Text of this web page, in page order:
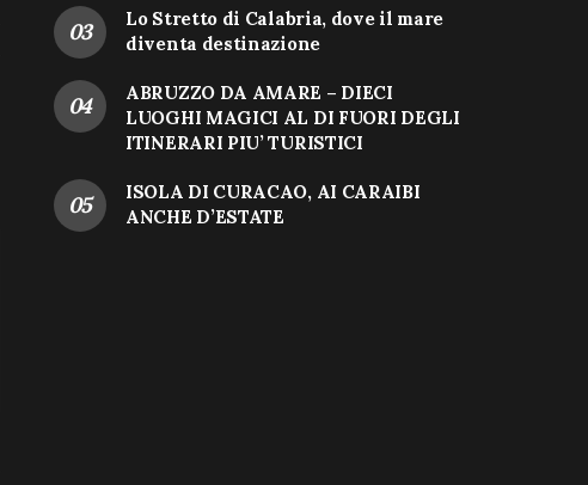
Lo Stretto di Calabria, dove il mare
diventa destinazione
ABRUZZO DA AMARE – DIECI
LUOGHI MAGICI AL DI FUORI DEGLI
ITINERARI PIU’ TURISTICI
ISOLA DI CURACAO, AI CARAIBI
ANCHE D’ESTATE